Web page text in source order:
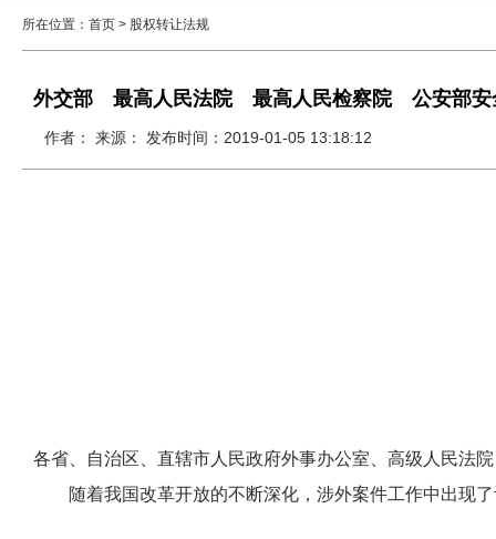
所在位置： 首页 > 股权转让法规
外交部 最高人民法院 最高人民检察院 公安部安
件若干问题的规定
作者： 来源： 发布时间：2019-01-05 13:18:12
各省、自治区、直辖市人民政府外事办公室、高级人民法
随着我国改革开放的不断深化，涉外案件工作中出现了